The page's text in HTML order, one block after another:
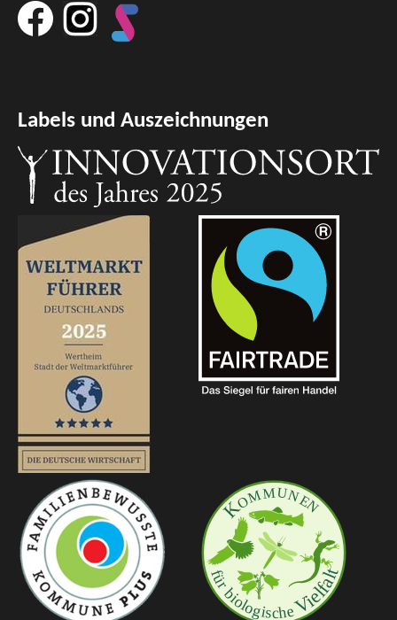
Labels und Auszeichnungen